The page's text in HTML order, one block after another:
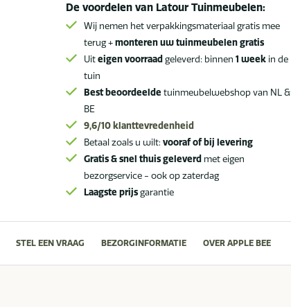
De voordelen van Latour Tuinmeubelen:
Wij nemen het verpakkingsmateriaal gratis mee
terug +monteren uw tuinmeubelen gratis
Uiteigen voorraad geleverd: binnen1 week in de
tuin
Best beoordeelde tuinmeubelwebshop van NL &
BE
9,6/10 klanttevredenheid
Betaal zoals u wilt:vooraf of bij levering
Gratis & snel thuis geleverd met eigen
bezorgservice - ook op zaterdag
Laagste prijsgarantie
STEL EEN VRAAG BEZORGINFORMATIE OVER APPLE BEE